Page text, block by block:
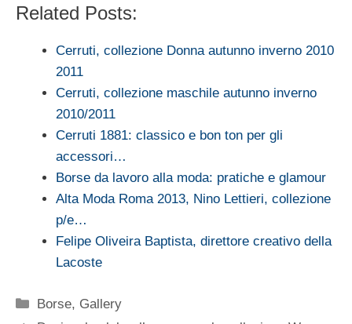
Related Posts:
Cerruti, collezione Donna autunno inverno 2010
2011
Cerruti, collezione maschile autunno inverno
2010/2011
Cerruti 1881: classico e bon ton per gli
accessori…
Borse da lavoro alla moda: pratiche e glamour
Alta Moda Roma 2013, Nino Lettieri, collezione
p/e…
Felipe Oliveira Baptista, direttore creativo della
Lacoste
Categorie
Borse, Gallery